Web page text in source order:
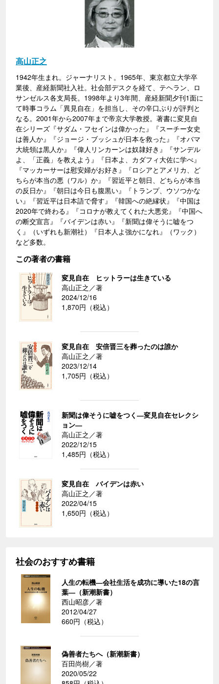
高山正之
1942年生まれ。ジャーナリスト。1965年、東京都立大学卒
業後、産経新聞社入社。社会部デスクを経て、テヘラン、ロ
サンゼルス各支局長。1998年より3年間、産経新聞夕刊1面に
て時事コラム「異見自在」を担当し、その辛口ぶりが評判と
なる。2001年から2007年まで帝京大学教授。著書に変見自
在シリーズ『サダム・フセインは偉かった』『スーチー女史
は善人か』『ジョージ・ブッシュが日本を救った』『オバマ
大統領は黒人か』『偉人リンカーンは奴隷好き』『サンデル
よ、「正義」を教えよう』『日本よ、カダフィ大佐に学べ』
『マッカーサーは慰安婦がお好き』『ロシアとアメリカ、ど
ちらが本当の悪（ワル）か』『習近平と朝日、どちらが本当
の反日か』『朝日は今日も腹黒い』『トランプ、ウソつかな
い』『習近平は日本語で脅す』『韓国への絶縁状』『中国は
2020年で終わる』『コロナが教えてくれた大悪党』『中国へ
の断交宣言』『バイデンは赤い』『新聞は偉そうに嘘をつ
く』（いずれも新潮社）『日本人よ強かになれ』（ワック）
など多数。
この著者の書籍
変見自在 ヒットラーは生きている
高山正之／著
2024/12/16
1,870円（税込）
変見自在 安倍晋三を葬ったのは誰か
高山正之／著
2023/12/14
1,705円（税込）
新聞は偉そうに嘘をつく―変見自在セレクシ
ョン―
高山正之／著
2022/12/15
1,485円（税込）
変見自在 バイデンは赤い
高山正之／著
2022/04/15
1,650円（税込）
社会のおすすめ書籍
人生の転機―会社生活を成功に導いた18の言
葉―（新潮新書）
西山昭彦／著
2012/04/27
660円（税込）
偽善者たちへ（新潮新書）
百田尚樹／著
2020/05/22